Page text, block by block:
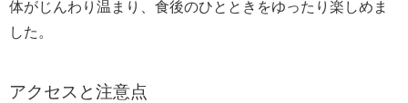
体がじんわり温まり、食後のひとときをゆったり楽しめま
した。
アクセスと注意点